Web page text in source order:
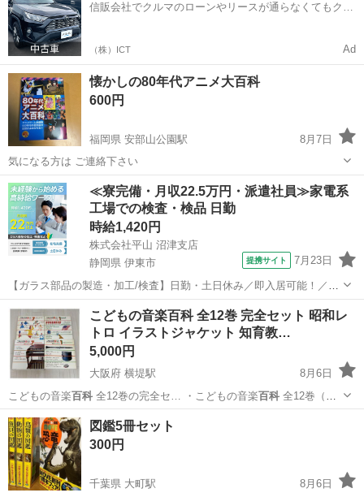
信販会社でクルマのローンやリースが通らなくてもクル
（株）ICT Ad
懐かしの80年代アニメ大百科
600円
福岡県 安部山公園駅
8月7日
気になる方は ご連絡下さい
福岡 北九州市 安部山公園駅 その他 80年代
≪寮完備・月収22.5万円・派遣社員≫家電系
工場での検査・検品 日勤
時給1,420円
株式会社平山 沼津支店
静岡県 伊東市
提携サイト 7月23日
【ガラス部品の製造・加工/検査】日勤・土日休み／即入居可能！／伊
豆でのんびりライフ♪ ガラス部品の製造・加工/検査 【株式会社平山で
の正社員採用（無期雇用派遣）となります】 「2人で同じ職場で働き
たい」 「仕事も休みも一...
静岡 伊東市 その他
こどもの音楽百科 全12巻 完全セット 昭和レ
トロ イラストジャケット 知育教…
5,000円
大阪府 横堤駅
8月6日
こどもの音楽百科 全12巻の完全セ… ・こどもの音楽百科全12巻（完
全セ…
大阪 大阪市 横堤駅 絵本
図鑑5冊セット
300円
千葉県 大町駅
8月6日